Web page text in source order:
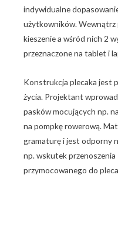
indywidualne
użytkowników. Wewnątrz
kieszenie a wśród nich 2
przeznaczone na tablet i
Konstrukcja plecaka jest
życia. Projektant
pasków mocujących np.
na pompkę rowerową.
gramaturę i jest odporny
np. wskutek
przymocowanego do